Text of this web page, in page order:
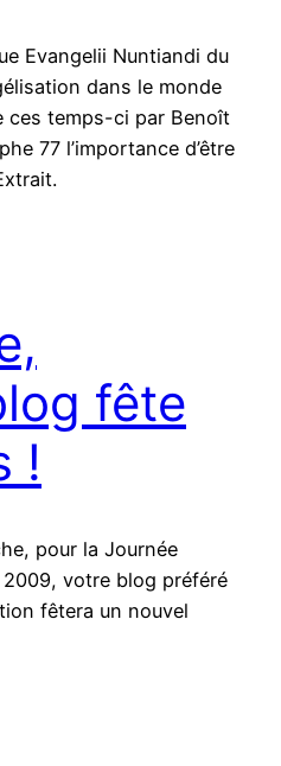
Evangelii Nuntiandi du
dans le monde
ces temps-ci par Benoît
77 l’importance d’être
fête
!
pour la Journée
votre blog préféré
fêtera un nouvel